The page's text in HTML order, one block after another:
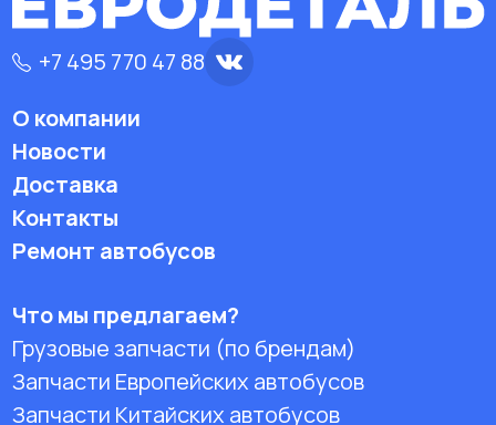
+7 495 770 47 88
О компании
Новости
Доставка
Контакты
Ремонт автобусов
Что мы предлагаем?
Грузовые запчасти (по брендам)
Запчасти Европейских автобусов
Запчасти Китайских автобусов